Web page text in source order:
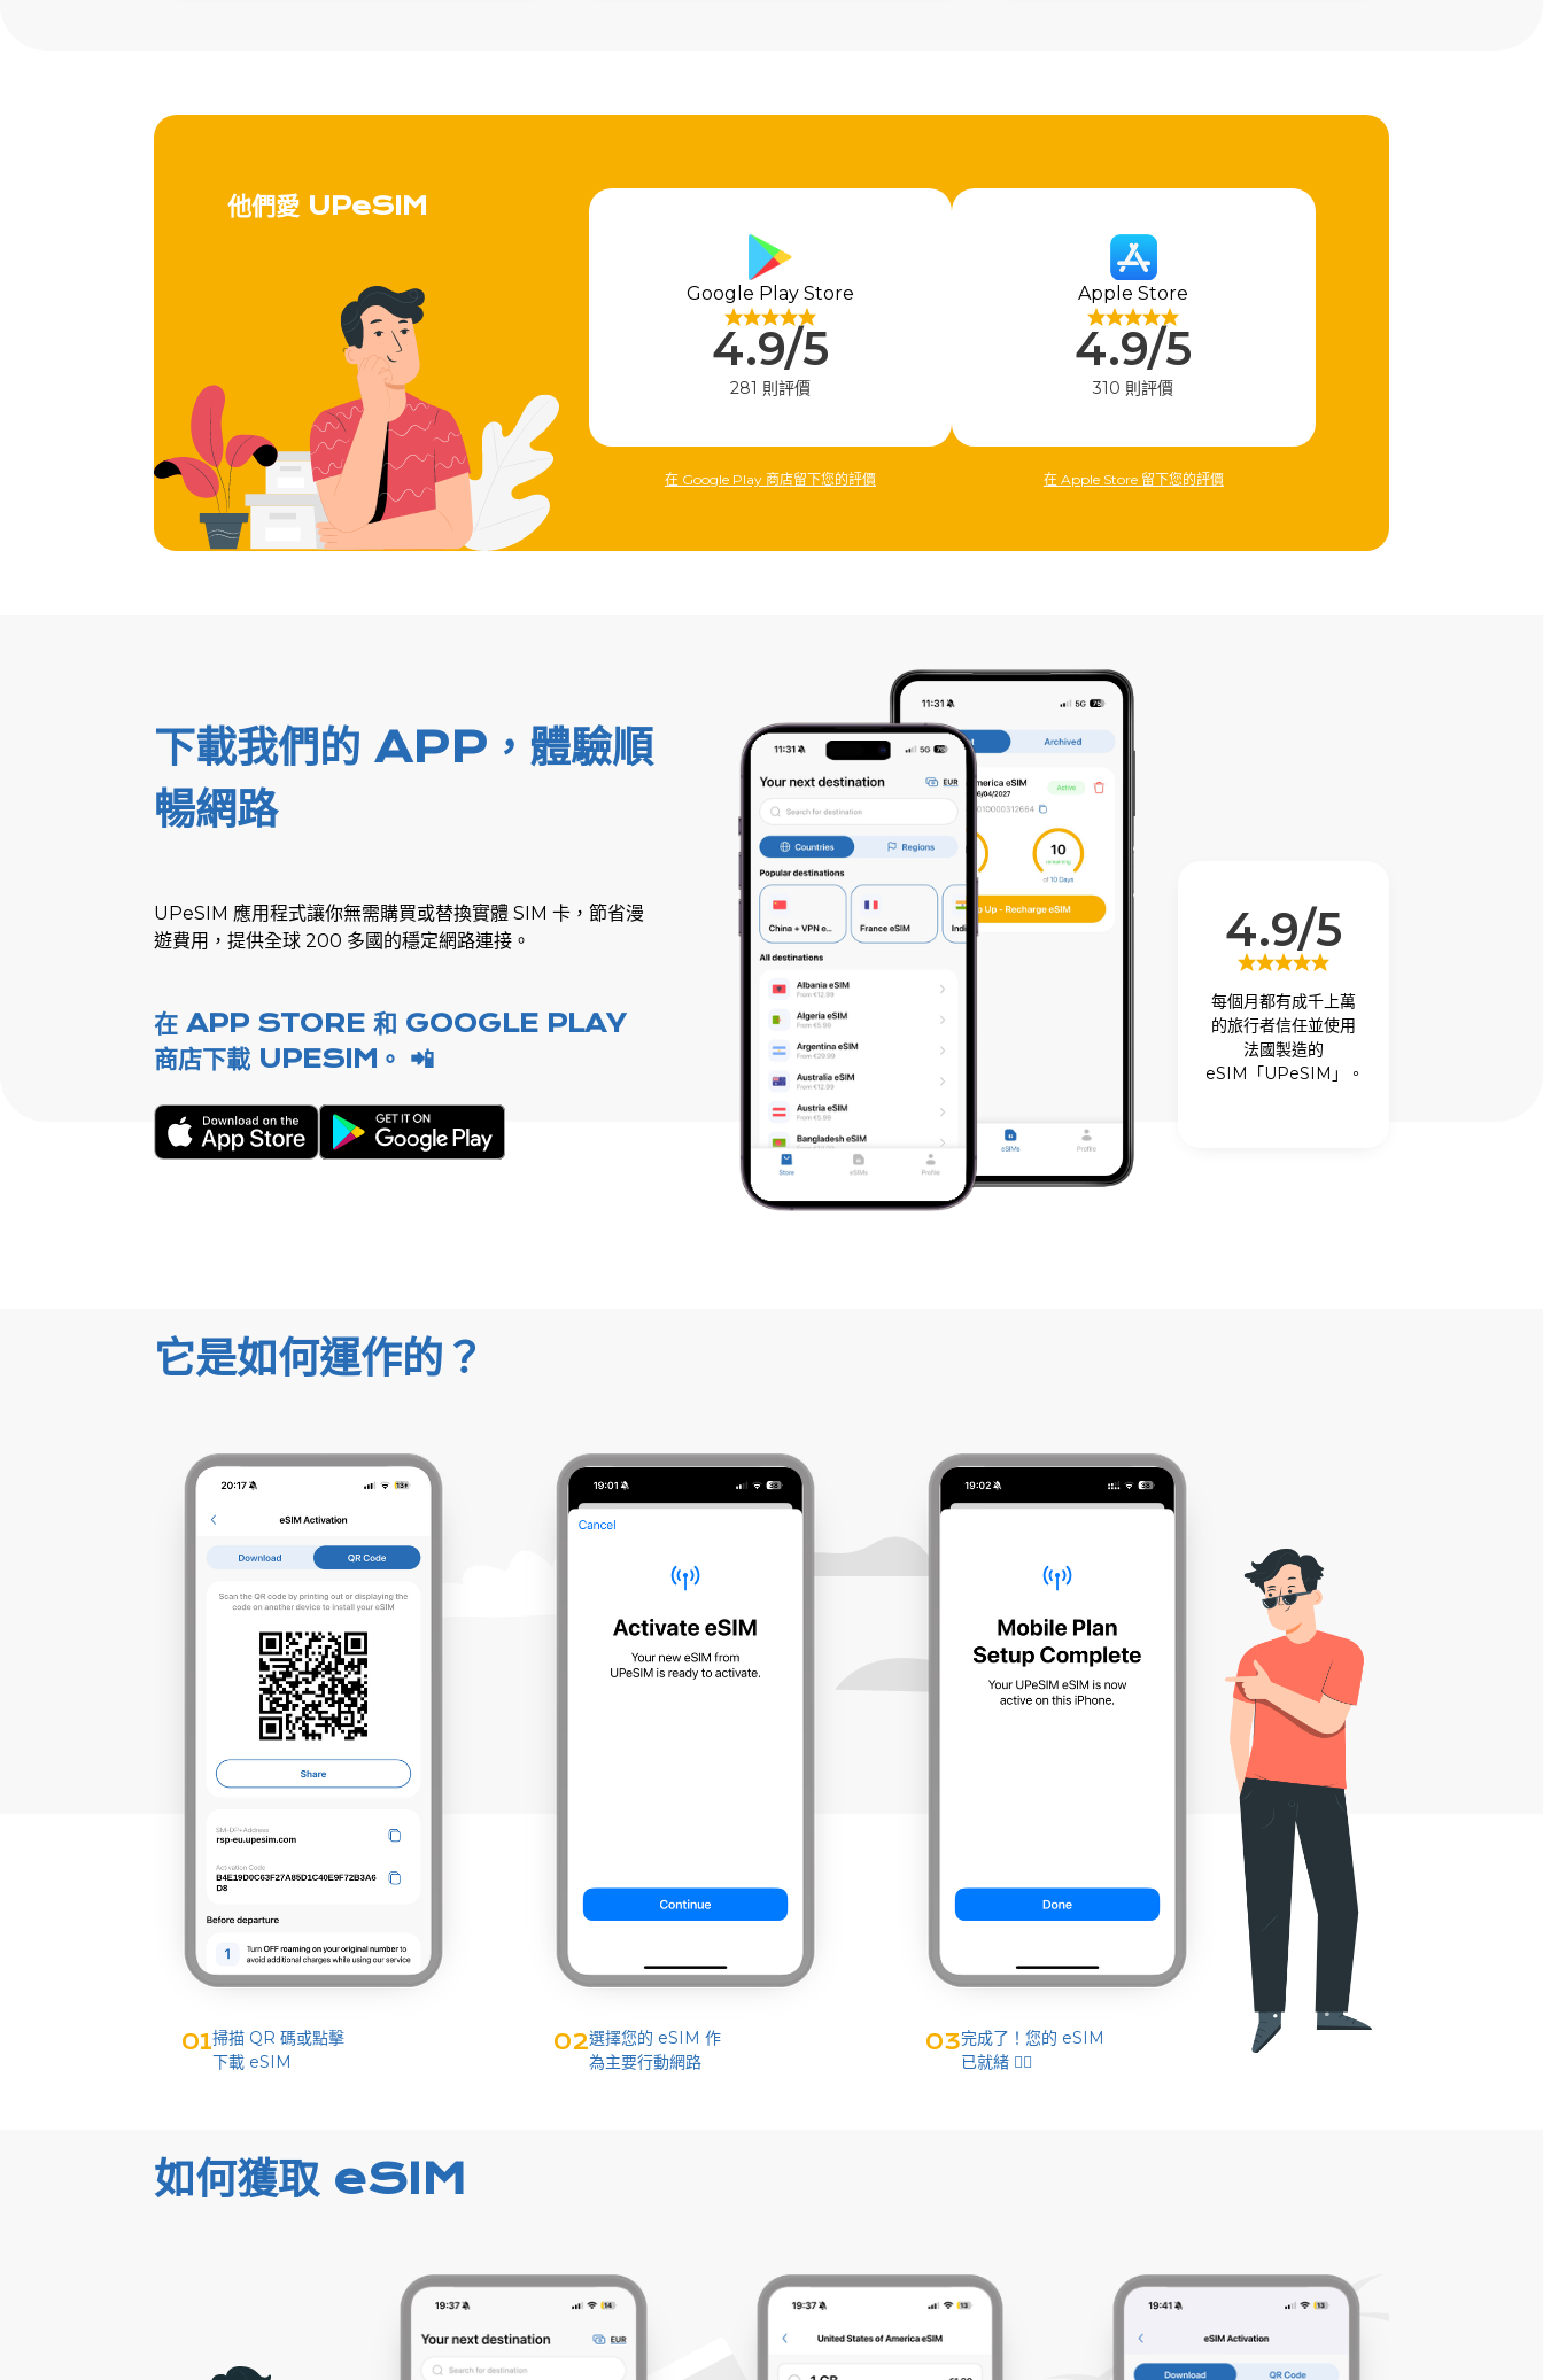
他們愛 UPeSIM
Google Play Store
4.9/5
281 則評價
在 Google Play 商店留下您的評價
Apple Store
4.9/5
310 則評價
在 Apple Store 留下您的評價
下載我們的 APP，體驗順
暢網路
UPeSIM 應用程式讓你無需購買或替換實體 SIM 卡，節省漫
遊費用，提供全球 200 多國的穩定網路連接。
在 APP STORE 和 GOOGLE PLAY
商店下載 UPESIM。 📲
4.9/5
每個月都有成千上萬
的旅行者信任並使用
法國製造的
eSIM「UPeSIM」。
它是如何運作的？
01掃描 QR 碼或點擊
下載 eSIM
02選擇您的 eSIM 作
為主要行動網路
03完成了！您的 eSIM
已就緒 👌🏻
如何獲取 eSIM